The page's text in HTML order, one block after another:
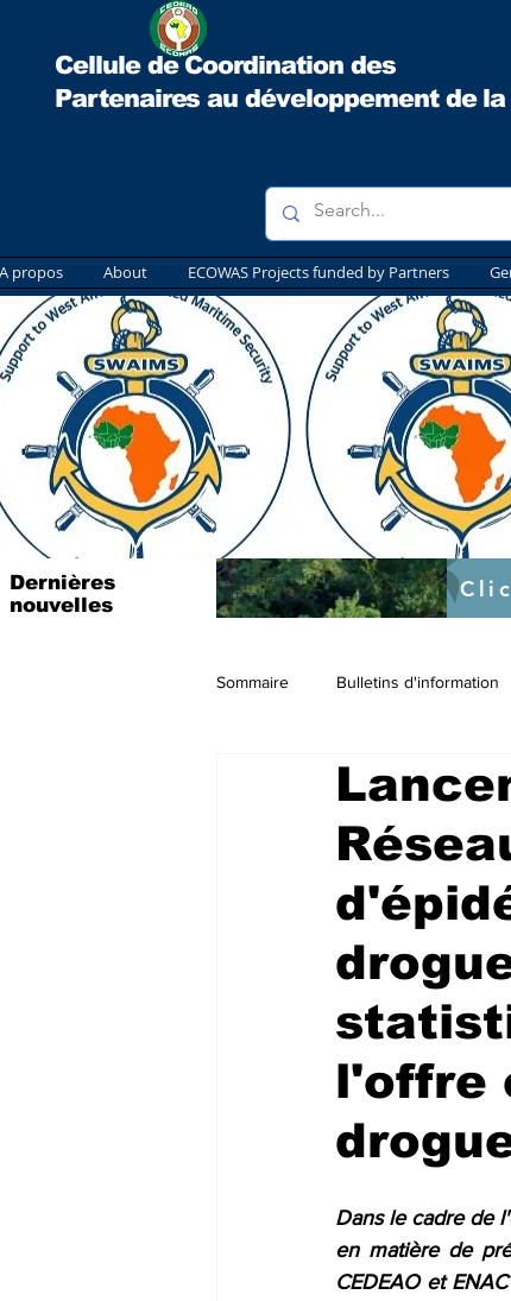
Cellule de Coordination des
Partenaires au développement de la
A propos About ECOWAS Projects funded by Partners
Dernières
nouvelles
Lancement officiel du projet ISE prévu pour le 4
https://fr.raosupportcellecowas.com/post/
Sommaire Bulletins d'information
l'offre
Dans le cadre de
en matière de
CEDEAO et